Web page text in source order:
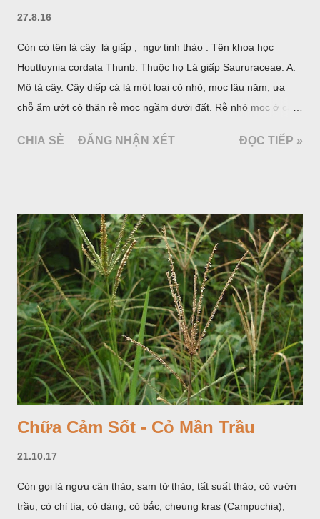
27.8.16
Còn có tên là cây lá giấp , ngư tinh thảo . Tên khoa học
Houttuynia cordata Thunb. Thuộc họ Lá giấp Saururaceae. A.
Mô tả cây. Cây diếp cá là một loại cỏ nhỏ, mọc lâu năm, ưa
chỗ ẩm ướt có thân rễ mọc ngầm dưới đất. Rễ nhỏ mọc ở các
cách, hình tim, đầu lá, hơi nhọn hay nhọn hẳn. Hoa nhỏ màu
cá. Hoa nở về mùa hạ vào các tháng 5-8. (Hình dưới).
CHIA SẺ ĐĂNG NHẬN XÉT ĐỌC TIẾP »
Chữa Cảm Sốt - Cỏ Mần Trầu
21.10.17
Còn gọi là ngưu cân thảo, sam tử thảo, tất suất thảo, cỏ vườn
trầu, cỏ chỉ tía, cỏ dáng, cỏ bắc, cheung kras (Campuchia),